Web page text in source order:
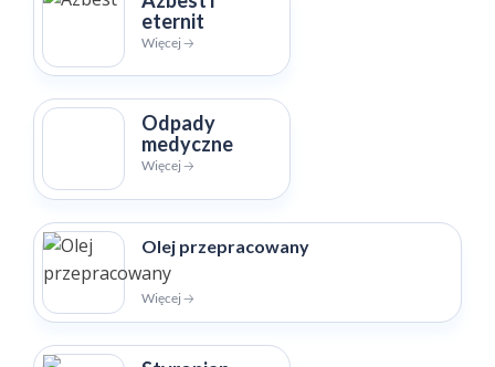
eternit
Więcej 🡢
Odpady
medyczne
Więcej 🡢
Olej przepracowany
Więcej 🡢